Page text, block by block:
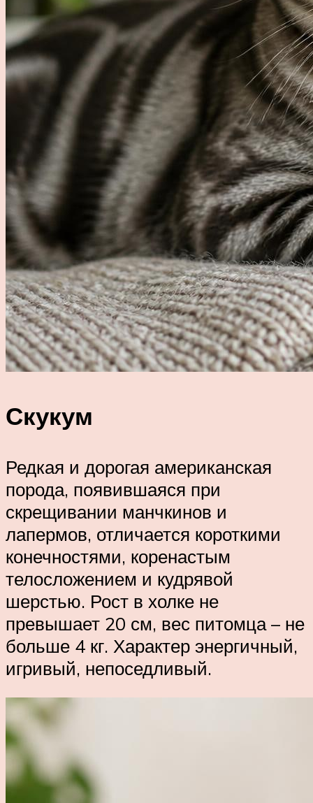
Скукум
Редкая и дорогая американская
порода, появившаяся при
скрещивании манчкинов и
лапермов, отличается короткими
конечностями, коренастым
телосложением и кудрявой
шерстью. Рост в холке не
превышает 20 см, вес питомца – не
больше 4 кг. Характер энергичный,
игривый, непоседливый.